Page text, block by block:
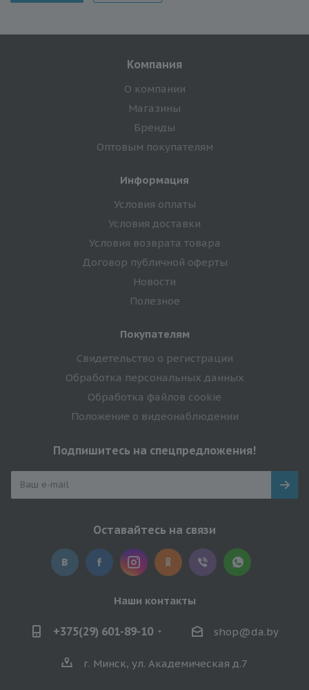
Компания
О компании
Магазины
Бренды
Оптовым покупателям
Информация
Условия оплаты
Условия доставки
Условия возврата товара
Договор публичной оферты
Новости
Полезное
Покупателям
Свидетельство о регистрации
Обработка персональных данных
Обработка файлов cookie
Положение о видеонаблюдении
Подпишитесь на спецпредложения!
Оставайтесь на связи
Наши контакты
+375(29) 601-89-10 shop@da.by
г. Минск, ул. Академическая д.7